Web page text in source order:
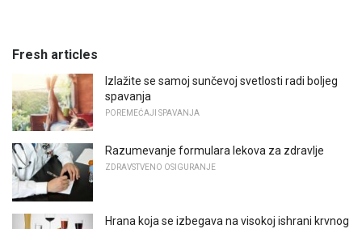
Fresh articles
Izlažite se samoj sunčevoj svetlosti radi boljeg
spavanja
POREMEĆAJI SPAVANJA
Razumevanje formulara lekova za zdravlje
ZDRAVSTVENO OSIGURANJE
Hrana koja se izbegava na visokoj ishrani krvnog